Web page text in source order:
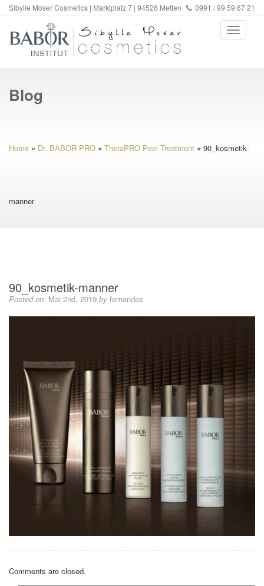
Sibylle Moser Cosmetics | Marktplatz 7 | 94526 Metten 0991 / 99 59 67 21
Blog
Home » Dr. BABOR PRO » TheraPRO Peel Treatment » 90_kosmetik-
manner
90_kosmetik-manner
Posted on: Mai 2nd, 2019 by fernandes
Comments are closed.